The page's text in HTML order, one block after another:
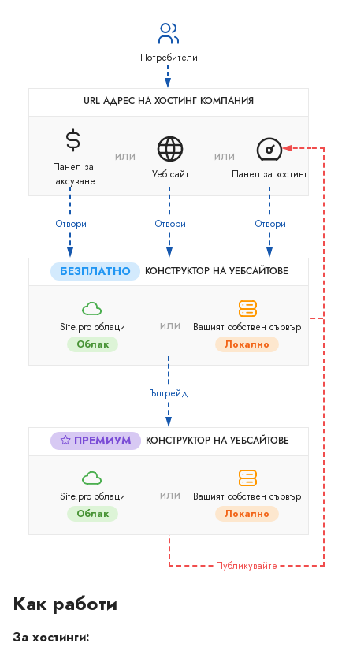
Публикувайте
Потребители
URL АДРЕС НА ХОСТИНГ КОМПАНИЯ
Панел за
таксуване
или
Уеб сайт
или
Панел за хостинг
Отвори Отвори Отвори
БЕЗПЛАТНО КОНСТРУКТОР НА УЕБСАЙТОВЕ
Site.pro облаци
Облак
или
Вашият собствен сървър
Локално
Ъпгрейд
ПРЕМИУМ КОНСТРУКТОР НА УЕБСАЙТОВЕ
Site.pro облаци
Облак
или
Вашият собствен сървър
Локално
Как работи
За хостинги: